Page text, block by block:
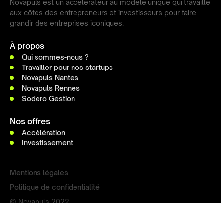
Novapuls est un accélérateur au modèle unique qui travaille
aux côtés des entrepreneurs et investisseurs pour faire
grandir des entreprises iconiques.
Nos offres
Accélération
Investissement
À propos
Qui sommes-nous ?
Travailler pour nos startups
Novapuls Nantes
Novapuls Rennes
Sodero Gestion
Mentions légales
Politique de confidentialité
© Novapuls 2022